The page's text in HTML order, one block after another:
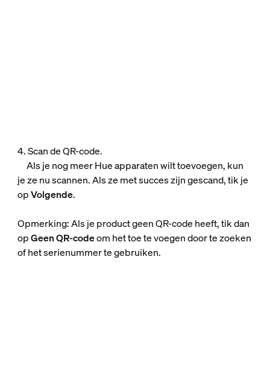
4. Scan de QR-code.
Als je nog meer Hue apparaten wilt toevoegen, kun
je ze nu scannen. Als ze met succes zijn gescand, tik je
opVolgende.
Opmerking: Als je product geen QR-code heeft, tik dan
opGeen QR-codeom het toe te voegen door te zoeken
of het serienummer te gebruiken.